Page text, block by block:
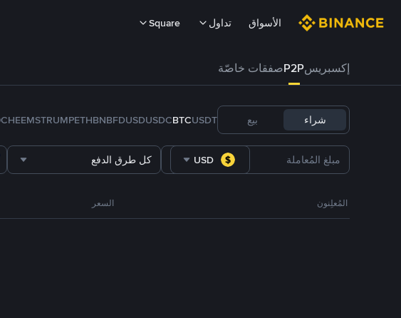
الأسواق تداول Square
إكسبريسP2Pصفقات خاصّة
شراء بيع USDT
BTC
USDC
FDUSD
BNB
ETH
TRUMP
1000CHEEMS
USD كل طرق الدفع
المُعلِنون السعر